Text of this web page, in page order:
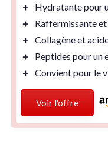
＋ Hydratantepour
＋
Raffermissante
＋ Collagèneet
＋
Peptides pour un
＋ Convient pour le
Voir l'offre